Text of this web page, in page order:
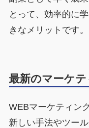
とって、効率的に
きなメリットです。
最新のマーケ
WEBマーケティン
新しい手法やツー